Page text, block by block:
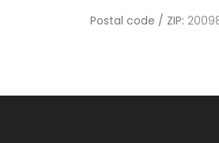
Postal code / ZIP: